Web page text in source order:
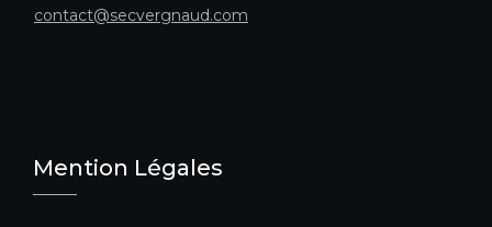
contact@secvergnaud.com
Mention Légales